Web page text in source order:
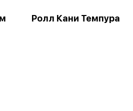
Ролл Кани Темпура